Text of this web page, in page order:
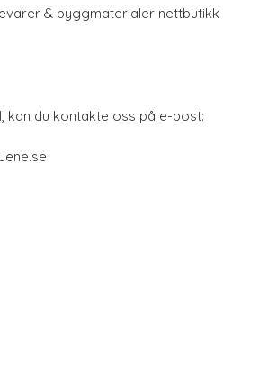
& byggmaterialer nettbutikk
kan du kontakte oss på e-post: